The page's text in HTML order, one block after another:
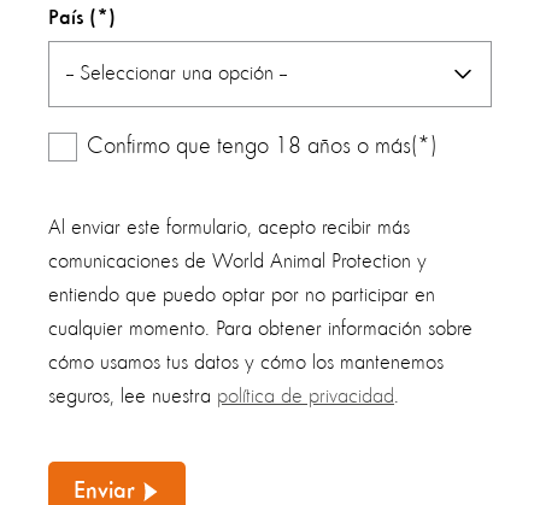
País
Confirmo que tengo 18 años o más(*)
Al enviar este formulario, acepto recibir más
comunicaciones de World Animal Protection y
entiendo que puedo optar por no participar en
cualquier momento. Para obtener información sobre
cómo usamos tus datos y cómo los mantenemos
seguros, lee nuestra política de privacidad
Enviar